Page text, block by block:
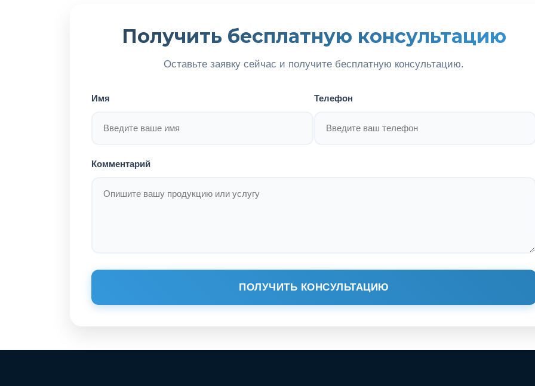
Получить бесплатную консультацию
Оставьте заявку сейчас и получите бесплатную консультацию.
Имя Телефон
Комментарий
ПОЛУЧИТЬ КОНСУЛЬТАЦИЮ